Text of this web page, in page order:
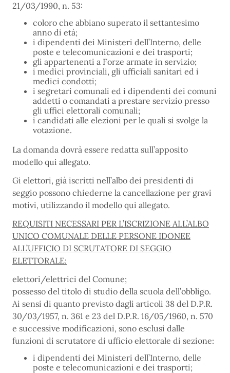
21/03/1990, n. 53:
coloro che abbiano superato il settantesimo
anno di età;
i dipendenti dei Ministeri dell’Interno, delle
poste e telecomunicazioni e dei trasporti;
gli appartenenti a Forze armate in servizio;
i medici provinciali, gli ufficiali sanitari ed i
medici condotti;
i segretari comunali ed i dipendenti dei comuni
addetti o comandati a prestare servizio presso
gli uffici elettorali comunali;
i candidati alle elezioni per le quali si svolge la
votazione.
La domanda dovrà essere redatta sull’apposito
modello qui allegato.
Gi elettori, già iscritti nell’albo dei presidenti di
seggio possono chiederne la cancellazione per gravi
motivi, utilizzando il modello qui allegato.
REQUISITI NECESSARI PER L’ISCRIZIONE ALL’ALBO
UNICO COMUNALE DELLE PERSONE IDONEE
ALL’UFFICIO DI SCRUTATORE DI SEGGIO
ELETTORALE:
elettori/elettrici del Comune;
possesso del titolo di studio della scuola dell’obbligo.
Ai sensi di quanto previsto dagli articoli 38 del D.P.R.
30/03/1957, n. 361 e 23 del D.P.R. 16/05/1960, n. 570
e successive modificazioni, sono esclusi dalle
funzioni di scrutatore di ufficio elettorale di sezione:
i dipendenti dei Ministeri dell’Interno, delle
poste e telecomunicazioni e dei trasporti;